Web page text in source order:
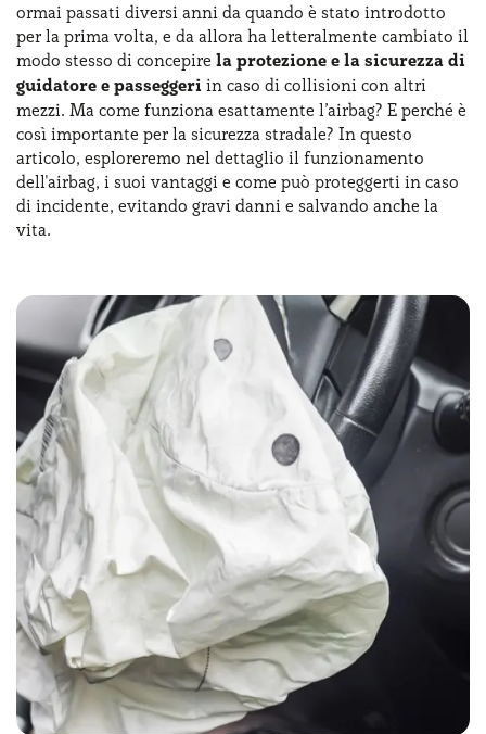
SCEGLI UN PAESE
Serve assistenza? 800595799
ormai passati diversi anni da quando è stato introdotto
per la prima volta, e da allora ha letteralmente cambiato il
modo stesso di concepire la protezione e la sicurezza di
guidatore e passeggeri in caso di collisioni con altri
mezzi. Ma come funziona esattamente l’airbag? E perché è
così importante per la sicurezza stradale? In questo
articolo, esploreremo nel dettaglio il funzionamento
dell'airbag, i suoi vantaggi e come può proteggerti in caso
di incidente, evitando gravi danni e salvando anche la
vita.